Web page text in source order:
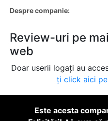
Despre companie:
Review-uri pe
web
Doar userii logați au
ți click aici
Este acesta